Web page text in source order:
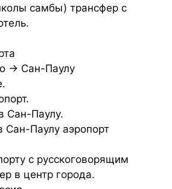
самбы) трансфер с
→ Сан-Паулу
Сан-Паулу.
Сан-Паулу аэропорт
с русскоговорящим
в центр города.